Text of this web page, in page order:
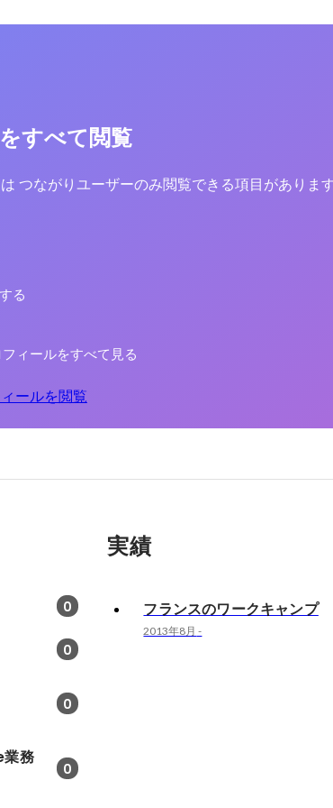
すべて閲覧
つながりユーザーのみ閲覧できる項目がありま
る
ィールをすべて見る
ールを閲覧
0
0
0
務
0
実績
フランスのワークキャンプ
2013年8月 -